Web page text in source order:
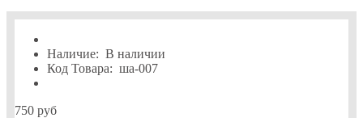
Наличие: В наличии
Код Товара: ша-007
750 руб